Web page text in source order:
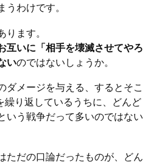
わけです。
ます。
互いに「相手を壊滅させてやろ
いのではないしょうか。
ダメージを与える、するとそこ
り返しているうちに、どんど
いう戦争だって多いのではない
ただの口論だったものが、どん